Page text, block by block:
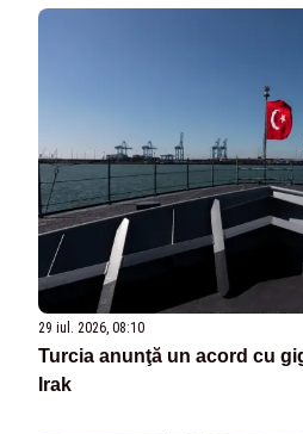
29 iul. 2026, 08:10
Turcia anunţă un acord cu
Irak